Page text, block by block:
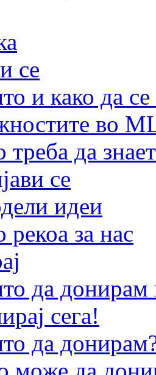
се
и како да
во
да
се
идеи
за нас
да
сега!
да